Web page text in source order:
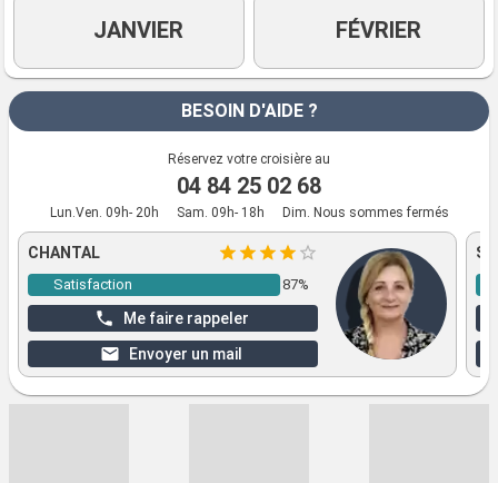
JANVIER FÉVRIER
BESOIN D'AIDE ?
Réservez votre croisière au
04 84 25 02 68
Lun.Ven. 09h- 20h Sam. 09h- 18h Dim. Nous sommes fermés
CHANTAL
Satisfaction 87%
Me faire rappeler
Envoyer un mail